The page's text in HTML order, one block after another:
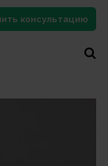
консультацию